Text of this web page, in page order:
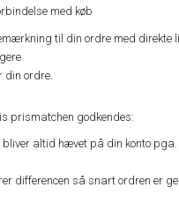
med køb
til din ordre med direkte
ordre.
prismatchen godkendes:
bliver altid hævet på din konto
differencen så snart ordren er